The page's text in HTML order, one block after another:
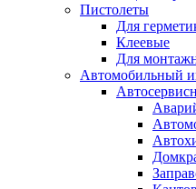
Пистолеты
Для
Клеевые
Для
Автомобильный